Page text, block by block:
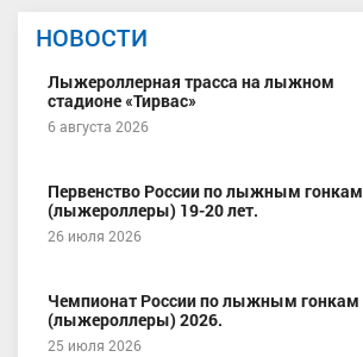
НОВОСТИ
Лыжероллерная трасса на лыжном
стадионе «Тирвас»
6 августа 2026
Первенство России по лыжным гонкам
(лыжероллеры) 19-20 лет.
26 июля 2026
Чемпионат России по лыжным гонкам
(лыжероллеры) 2026.
25 июля 2026